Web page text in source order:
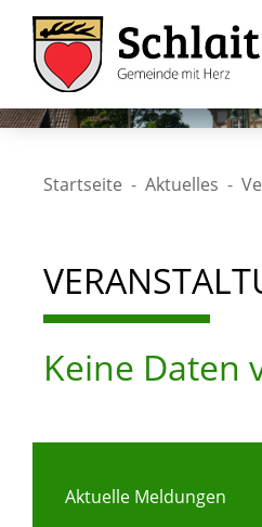
Startseite Aktuelles
Keine Daten
Aktuelle Meldungen